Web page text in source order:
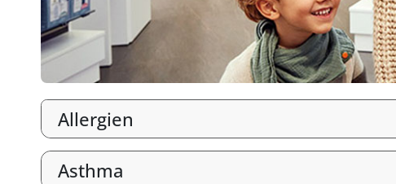
Allergien
Asthma